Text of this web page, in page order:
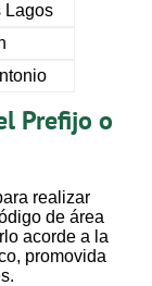
Lagos
Prefijo o
realizar
de área
acorde a la
promovida